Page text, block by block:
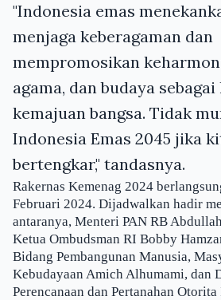
"Indonesia emas
menjaga keberagaman dan
mempromosikan
agama, dan budaya
kemajuan bangsa. Tidak
Indonesia Emas 2045 jika
bertengkar," tandasnya.
Rakernas Kemenag 2024
Februari 2024. Dijadwalkan hadir
antaranya, Menteri PAN RB
Ketua Ombudsman RI Bobby
Bidang Pembangunan Manusia,
Kebudayaan Amich Alhumami, dan
Perencanaan dan Pertanahan